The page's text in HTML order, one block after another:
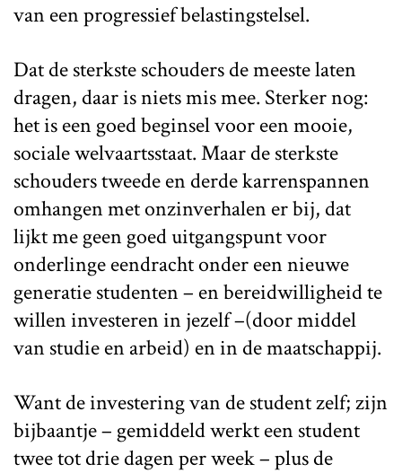
van een progressief belastingstelsel.
Dat de sterkste schouders de meeste laten
dragen, daar is niets mis mee. Sterker nog:
het is een goed beginsel voor een mooie,
sociale welvaartsstaat. Maar de sterkste
schouders tweede en derde karrenspannen
omhangen met onzinverhalen er bij, dat
lijkt me geen goed uitgangspunt voor
onderlinge eendracht onder een nieuwe
generatie studenten – en bereidwilligheid te
willen investeren in jezelf –(door middel
van studie en arbeid) en in de maatschappij.
Want de investering van de student zelf; zijn
bijbaantje – gemiddeld werkt een student
twee tot drie dagen per week – plus de